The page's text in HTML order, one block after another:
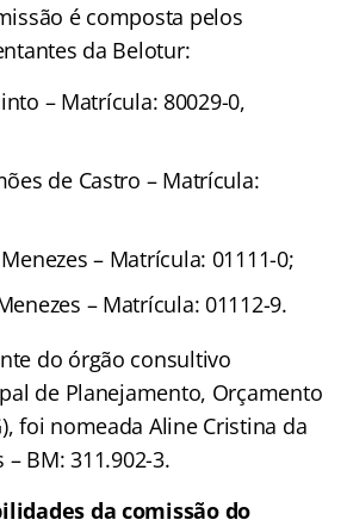
é composta pelos
da Belotur:
– Matrícula: 80029-0,
de Castro – Matrícula:
– Matrícula: 01111-0;
– Matrícula: 01112-9.
do órgão consultivo
de Planejamento, Orçamento
foi nomeada Aline Cristina da
BM: 311.902-3.
da comissão do